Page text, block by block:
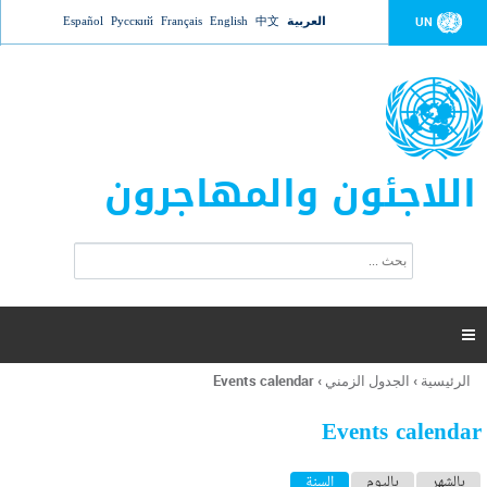
Jump to navigation UN العربية 中文
English
Français
Русский
Español
اللاجئون والمهاجرون
ت
ر
ل
ح
ب

أنت
هنا
الرئيسية › الجدول الزمني ›
Events calendar
Events calendar